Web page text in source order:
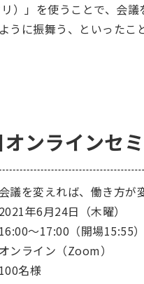
リ）」を使うことで、会
うに振舞う、といったこ
ンラインセ
を変えれば、働き方が
年6月24日（木曜）
～17:00（開場15:55）
ライン（Zoom）
名様